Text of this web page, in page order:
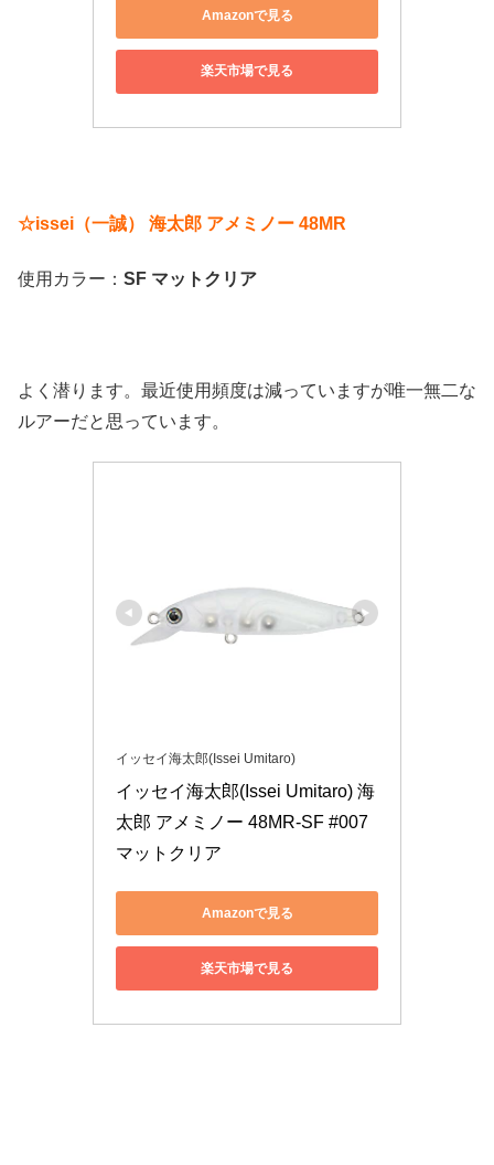
Amazonで見る
楽天市場で見る
☆issei（一誠） 海太郎 アメミノー 48MR
使用カラー： SF マットクリア
よく潜ります。最近使用頻度は減っていますが唯一無二な
ルアーだと思っています。
イッセイ海太郎(Issei Umitaro)
イッセイ海太郎(Issei Umitaro) 海
太郎 アメミノー 48MR-SF #007
マットクリア
Amazonで見る
楽天市場で見る